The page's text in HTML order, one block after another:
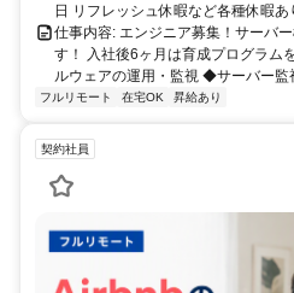
日 リフレッシュ休暇など各種休暇あ
仕事内容: エンジニア募集！サーバ
す！ 入社後6ヶ月は育成プログラ
ルウェアの運用・監視 ◆サーバー
フルリモート 在宅OK 昇給あり
契約社員